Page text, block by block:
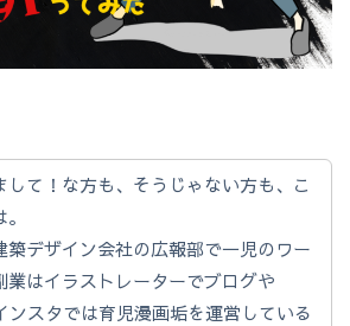
して！な方も、そうじゃない方も、こ
築デザイン会社の広報部で一児のワー
業はイラストレーターでブログや
ンスタでは育児漫画垢を運営している